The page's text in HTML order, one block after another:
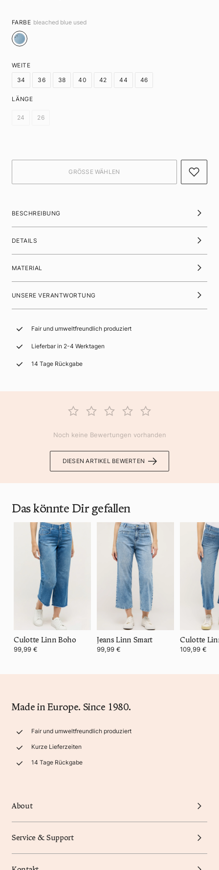
FARBE bleached blue used
WEITE
34
36 38 40 42 44 46
LÄNGE
24 26
BESCHREIBUNG
DETAILS
MATERIAL
UNSERE VERANTWORTUNG
Fair und umweltfreundlich produziert
Lieferbar in 2-4 Werktagen
14 Tage Rückgabe
Noch keine Bewertungen vorhanden
DIESEN ARTIKEL BEWERTEN
Das könnte Dir gefallen
Culotte Linn Boho
99,99 €
Jeans Linn Smart
99,99 €
Culotte
109,99 €
Made in Europe. Since 1980.
Fair und umweltfreundlich produziert
Kurze Lieferzeiten
14 Tage Rückgabe
About
Service & Support